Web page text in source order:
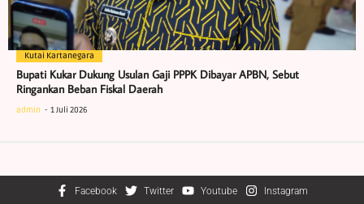
Kutai Kartanegara
Bupati Kukar Dukung Usulan Gaji PPPK Dibayar APBN, Sebut
Ringankan Beban Fiskal Daerah
admin 1 Juli 2026
Facebook Twitter Youtube Instagram